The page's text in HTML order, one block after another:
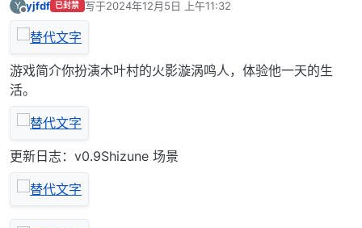
Y yjfdf 已封禁 写于2024年12月5日 上午11:32
最后由 编辑
游戏简介你扮演木叶村的火影漩涡鸣人，体验他一天的生
活。
更新日志：v0.9Shizune 场景